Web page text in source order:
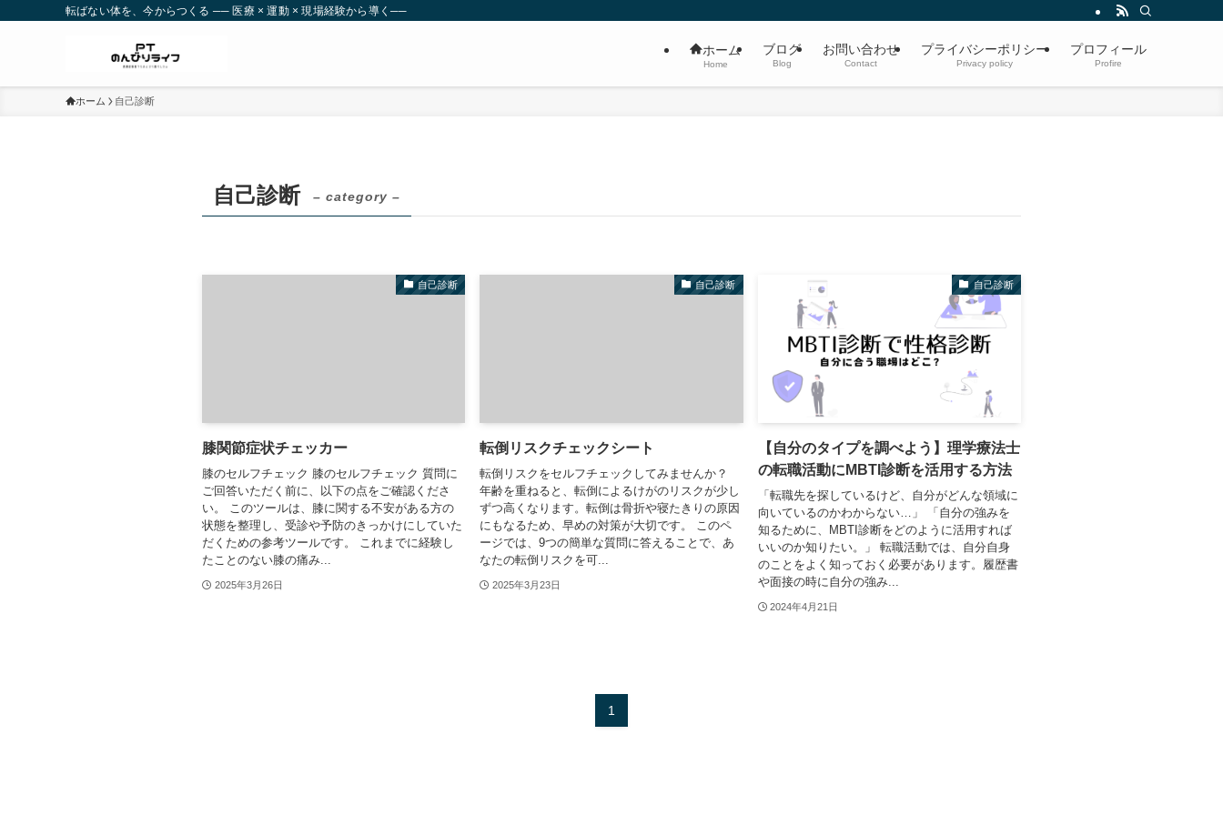
転ばない体を、今からつくる ── 医療 × 運動 × 現場経験から導く──
ホーム
Home
ブログ
Blog
お問い合わせ
Contact
プライバシーポリシー
Privacy policy
プロフィール
Profire
ホーム 自己診断
自己診断 – category –
自己診断
膝関節症状チェッカー
膝のセルフチェック 膝のセルフチェック 質問に
ご回答いただく前に、以下の点をご確認くださ
い。 このツールは、膝に関する不安がある方の
状態を整理し、受診や予防のきっかけにしていた
だくための参考ツールです。 これまでに経験し
たことのない膝の痛み...
2025年3月26日
自己診断
転倒リスクチェックシート
転倒リスクをセルフチェックしてみませんか？
年齢を重ねると、転倒によるけがのリスクが少し
ずつ高くなります。転倒は骨折や寝たきりの原因
にもなるため、早めの対策が大切です。 このペ
ージでは、9つの簡単な質問に答えることで、あ
なたの転倒リスクを可...
2025年3月23日
自己診断
【自分のタイプを調べよう】理学療法士
の転職活動にMBTI診断を活用する方法
「転職先を探しているけど、自分がどんな領域に
向いているのかわからない…」 「自分の強みを
知るために、MBTI診断をどのように活用すれば
いいのか知りたい。」 転職活動では、自分自身
のことをよく知っておく必要があります。履歴書
や面接の時に自分の強み...
2024年4月21日
1